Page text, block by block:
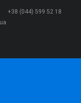
+38 (044) 599 52 18